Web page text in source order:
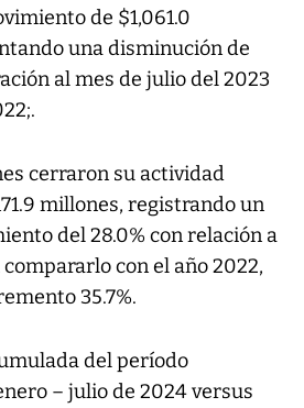
de $1,061.0
una disminución de
al mes de julio del 2023
cerraron su actividad
millones, registrando un
del 28.0% con relación a
con el año 2022,
35.7%.
del período
– julio de 2024 versus